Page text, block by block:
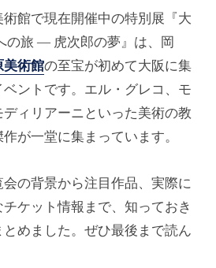
館で現在開催中の特別展『大
の旅 ― 虎次郎の夢』は、岡
美術館の至宝が初めて大阪に集
ントです。エル・グレコ、モ
ィリアーニといった美術の教
が一堂に集まっています。
の背景から注目作品、実際に
ケット情報まで、知っておき
めました。ぜひ最後まで読ん